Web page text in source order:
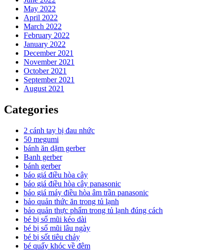
May 2022
April 2022
March 2022
February 2022
January 2022
December 2021
November 2021
October 2021
September 2021
August 2021
Categories
2 cánh tay bị đau nhức
50 megumi
bánh ăn dặm gerber
Banh gerber
bánh gerber
báo giá điều hòa cây
báo giá điều hòa cây panasonic
báo giá máy điều hòa âm trần panasonic
bảo quản thức ăn trong tủ lạnh
bảo quản thực phẩm trong tủ lạnh đúng cách
bé bị sổ mũi kéo dài
bé bị sổ mũi lâu ngày
bé bị sốt tiêu chảy
bé quấy khóc về đêm